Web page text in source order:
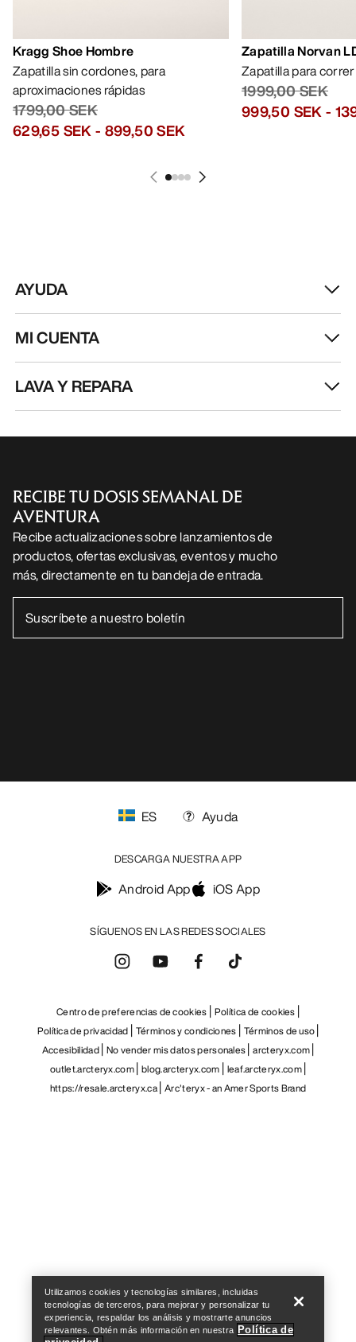
Kragg Shoe Hombre
Zapatilla sin cordones, para
aproximaciones rápidas
1799,00 SEK
629,65 SEK- 899,50 SEK
Zapatilla Norvan
Zapatilla para
1999,00 SEK
999,50 SEK-
AYUDA
MI CUENTA
LAVA Y REPARA
RECIBE TU DOSIS SEMANAL DE
AVENTURA
Recibe actualizaciones sobre lanzamientos de
productos, ofertas exclusivas, eventos y mucho
más, directamente en tu bandeja de entrada.
SÍGUENOS EN LAS REDES SOCIALES
ES Ayuda
DESCARGA NUESTRA APP
Android App iOS App
Centro de preferencias de cookies Política de cookies
Política de privacidad Términos y condiciones Términos de uso
Accesibilidad No vender mis datos personales arcteryx.com
outlet.arcteryx.com blog.arcteryx.com leaf.arcteryx.com
https://resale.arcteryx.ca Arc'teryx - an Amer Sports Brand
Utilizamos cookies y tecnologías similares, incluidas
tecnologías de terceros, para mejorar y personalizar tu
experiencia, respaldar los análisis y mostrarte anuncios
relevantes. Obtén más información en nuestra Política de